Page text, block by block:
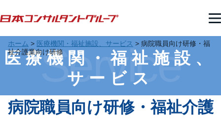
ホーム > 医療機関・福祉施設、サービス > 病院職員向け研修・福
祉介護業向け研修
医療機関・福祉施設、
サービス
Service
病院職員向け研修・福祉介護